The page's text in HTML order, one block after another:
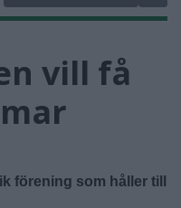
vill få
förening som håller till